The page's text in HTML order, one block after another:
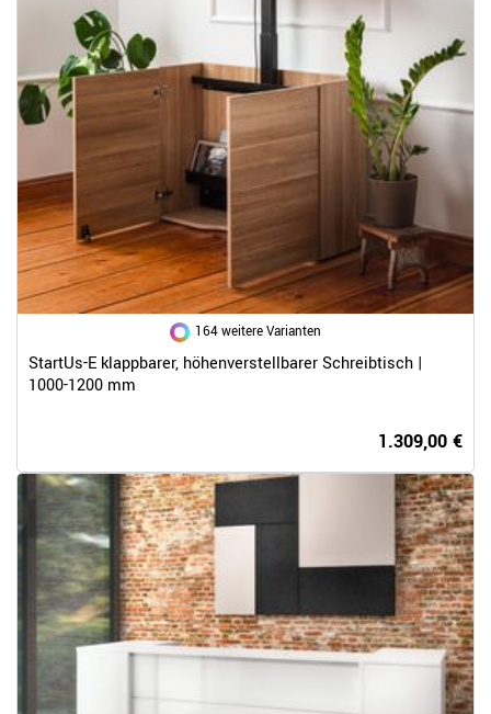
164 weitere Varianten
StartUs-E klappbarer, höhenverstellbarer Schreibtisch |
1000-1200 mm
1.309,00 €